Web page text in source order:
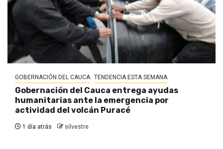
GOBERNACIÓN DEL CAUCA TENDENCIA ESTA SEMANA
Gobernación del Cauca entrega ayudas
humanitarias ante la emergencia por
actividad del volcán Puracé
1 día atrás silvestre